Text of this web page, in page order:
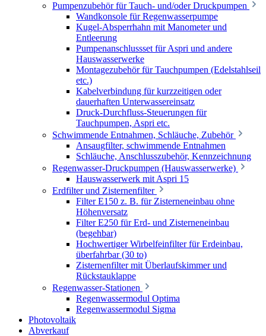
Pumpenzubehör für Tauch- und/oder Druckpumpen
Wandkonsole für Regenwasserpumpe
Kugel-Absperrhahn mit Manometer und
Entleerung
Pumpenanschlussset für Aspri und andere
Hauswasserwerke
Montagezubehör für Tauchpumpen (Edelstahlseil
etc.)
Kabelverbindung für kurzzeitigen oder
dauerhaften Unterwassereinsatz
Druck-Durchfluss-Steuerungen für
Tauchpumpen, Aspri etc.
Schwimmende Entnahmen, Schläuche, Zubehör
Ansaugfilter, schwimmende Entnahmen
Schläuche, Anschlusszubehör, Kennzeichnung
Regenwasser-Druckpumpen (Hauswasserwerke)
Hauswasserwerk mit Aspri 15
Erdfilter und Zisternenfilter
Filter E150 z. B. für Zisterneneinbau ohne
Höhenversatz
Filter E250 für Erd- und Zisterneneinbau
(begehbar)
Hochwertiger Wirbelfeinfilter für Erdeinbau,
überfahrbar (30 to)
Zisternenfilter mit Überlaufskimmer und
Rückstauklappe
Regenwasser-Stationen
Regenwassermodul Optima
Regenwassermodul Sigma
Photovoltaik
Abverkauf